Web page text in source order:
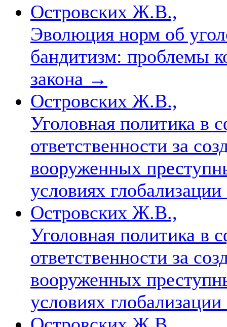
Островских Ж.В.,
Эволюция норм об
бандитизм: проблемы
закона →
Островских Ж.В.,
Уголовная политика в
ответственности за
вооруженных
условиях глобализации
Островских Ж.В.,
Уголовная политика в
ответственности за
вооруженных
условиях глобализации